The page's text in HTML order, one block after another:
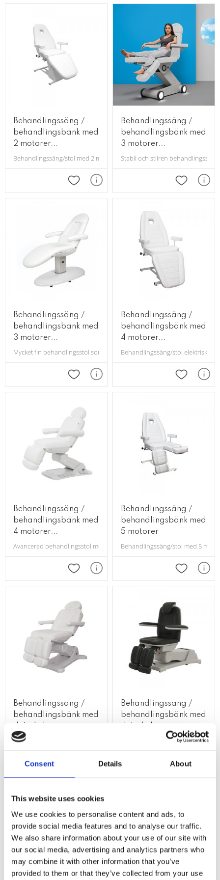
Consent Details About
This website uses cookies
We use cookies to personalise content and ads, to
provide social media features and to analyse our traffic.
We also share information about your use of our site with
our social media, advertising and analytics partners who
may combine it with other information that you’ve
provided to them or that they’ve collected from your use
Behandlingssäng /
behandlingsbänk med
2 motorer...
Behandlingssäng/stol med 2 motorer för upp och ned reglering, samt
Lägg till i favoriter
Behandlingssäng /
behandlingsbänk med
3 motorer...
Stabil och stilren
Lägg till i
Behandlingssäng /
behandlingsbänk med
3 motorer...
Mycket fin behandlingsstol som lämpar sig bra till t ex hudvård,
Lägg till i favoriter
Behandlingssäng /
behandlingsbänk med
4 motorer...
Behandlingssäng/stol elektriskt
Lägg till i
Behandlingssäng /
behandlingsbänk med
4 motorer...
Avancerad behandlingsstol med en mycket stabil struktur, speciellt
Lägg till i favoriter
Behandlingssäng /
behandlingsbänk med
5 motorer
Behandlingssäng/stol med 5
Lägg till i
Behandlingssäng /
behandlingsbänk med
Behandlingsstol med 3 eller 5 motorer, delade ben. Till fotvård,
Lägg till i favoriter
Behandlingssäng /
behandlingsbänk med
Behandlingsstol med delade ben
Lägg till i